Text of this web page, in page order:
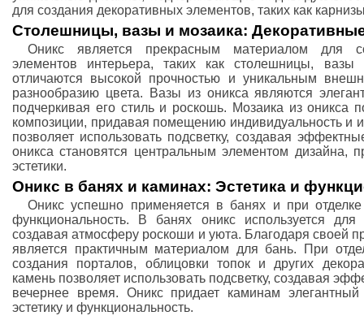
для создания декоративных элементов, таких как
Столешницы, вазы и мозаика:
Оникс является прекрасным материалом для
элементов интерьера, таких как столешницы,
отличаются высокой прочностью и уникальным
разнообразию цвета. Вазы из оникса являются
подчеркивая его стиль и роскошь. Мозаика из оникса
композиции, придавая помещению индивидуальность и
позволяет использовать подсветку, создавая
оникса становятся центральным элементом дизайна,
эстетики.
Оникс в банях и каминах: Эстетика и
Оникс успешно применяется в банях и при
функциональность. В банях оникс используется
создавая атмосферу роскоши и уюта. Благодаря своей
является практичным материалом для бань. При
создания порталов, облицовки топок и других
камень позволяет использовать подсветку, создавая
вечернее время. Оникс придает каминам
эстетику и функциональность.